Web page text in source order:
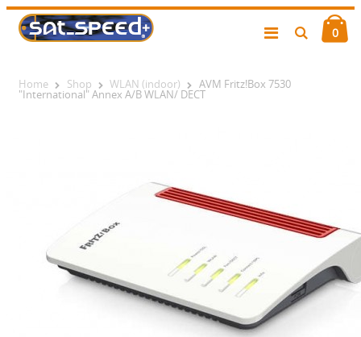
0
Home Shop WLAN (indoor)
AVM Fritz!Box 7530
"International" Annex A/B WLAN/ DECT